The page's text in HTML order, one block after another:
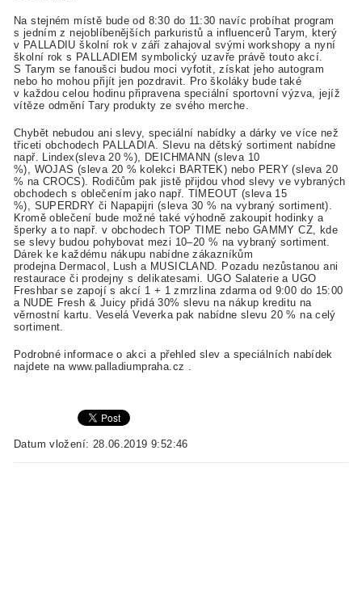
Na stejném místě bude od 8:30 do 11:30 navíc probíhat program
s jedním z nejoblíbenějších parkuristů a influencerů Tarym, který
v PALLADIU školní rok v září zahajoval svými workshopy a nyní
školní rok s PALLADIEM symbolický uzavře právě touto akcí.
S Tarym se fanoušci budou moci vyfotit, získat jeho autogram
nebo ho mohou přijít jen pozdravit. Pro školáky bude také
v každou celou hodinu připravena speciální sportovní výzva, jejíž
vítěze odmění Tary produkty ze svého merche.
Chybět nebudou ani slevy, speciální nabídky a dárky ve více než
třiceti obchodech PALLADIA. Slevu na dětský sortiment nabídne
např. Lindex(sleva 20 %), DEICHMANN (sleva 10
%), WOJAS (sleva 20 % kolekci BARTEK) nebo PERY (sleva 20
% na CROCS). Rodičům pak jistě přijdou vhod slevy ve vybraných
obchodech s oblečením jako např. TIMEOUT (sleva 15
%), SUPERDRY či Napapijri (sleva 30 % na vybraný sortiment).
Kromě oblečení bude možné také výhodně zakoupit hodinky a
šperky a to např. v obchodech TOP TIME nebo GAMMY CZ, kde
se slevy budou pohybovat mezi 10–20 % na vybraný sortiment.
Dárek ke každému nákupu nabídne zákazníkům
prodejna Dermacol, Lush a MUSICLAND. Pozadu nezůstanou ani
restaurace či prodejny s delikatesami. UGO Salaterie a UGO
Freshbar se zapojí s akcí 1 + 1 zmrzlina zdarma od 9:00 do 15:00
a NUDE Fresh & Juicy přidá 30% slevu na nákup kreditu na
věrnostní kartu. Veselá Veverka pak nabídne slevu 20 % na celý
sortiment.
Podrobné informace o akci a přehled slev a speciálních nabídek
najdete na www.palladiumpraha.cz .
Datum vložení: 28.06.2019 9:52:46